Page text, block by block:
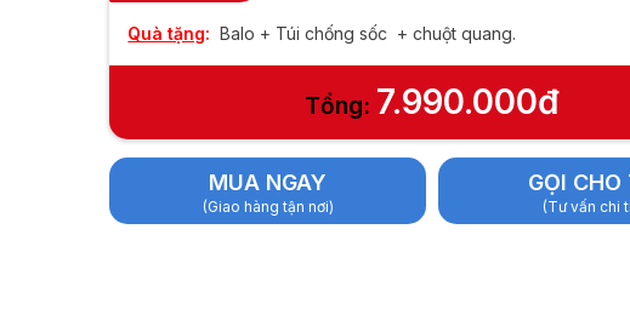
Quà tặng: Balo + Túi chống sốc + chuột quang.
Tổng: 7.990.000đ
MUA NGAY
(Giao hàng tận nơi)
GỌI CHO
(Tư vấn chi